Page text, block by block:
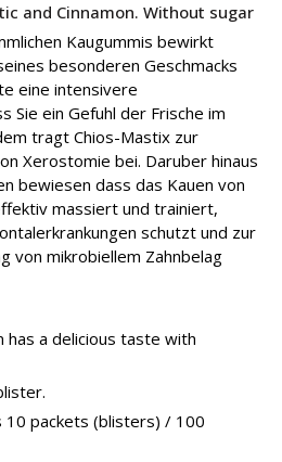
and Cinnamon. Without sugar
Kaugummis bewirkt
besonderen Geschmacks
eine intensivere
Sie ein Gefuhl der Frische im
tragt Chios-Mastix zur
Xerostomie bei. Daruber hinaus
bewiesen dass das Kauen von
massiert und trainiert,
schutzt und zur
von mikrobiellem Zahnbelag
has a delicious taste with
10 packets (blisters) / 100